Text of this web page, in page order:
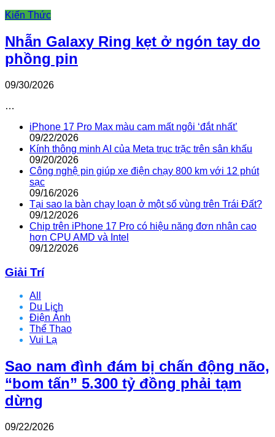
Kiến Thức
Nhẫn Galaxy Ring kẹt ở ngón tay do
phồng pin
09/30/2026
…
iPhone 17 Pro Max màu cam mất ngôi ‘đắt nhất’
09/22/2026
Kính thông minh AI của Meta trục trặc trên sân khấu
09/20/2026
Công nghệ pin giúp xe điện chạy 800 km với 12 phút
sạc
09/16/2026
Tại sao la bàn chạy loạn ở một số vùng trên Trái Đất?
09/12/2026
Chip trên iPhone 17 Pro có hiệu năng đơn nhân cao
hơn CPU AMD và Intel
09/12/2026
Giải Trí
All
Du Lịch
Điện Ảnh
Thể Thao
Vui Lạ
Sao nam đình đám bị chấn động não,
“bom tấn” 5.300 tỷ đồng phải tạm
dừng
09/22/2026